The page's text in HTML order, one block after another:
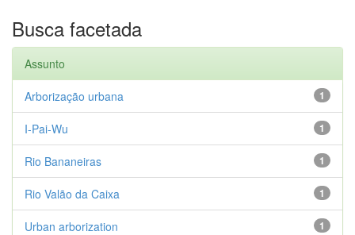
Busca facetada
Assunto
1
Arborização urbana
1
I-Pai-Wu
1
Rio Bananeiras
1
Rio Valão da Caixa
1
Urban arborization